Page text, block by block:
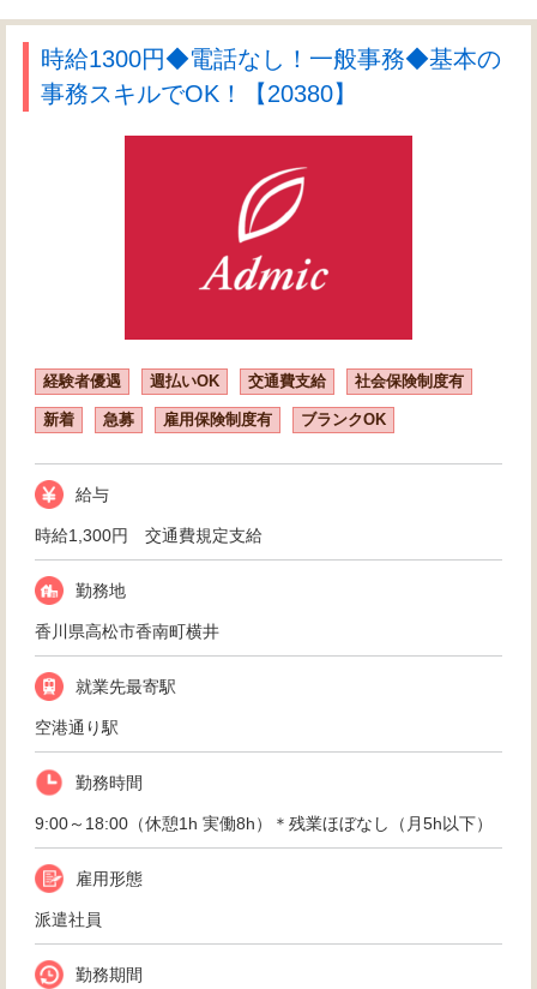
時給1300円◆電話なし！一般事務◆基本の
事務スキルでOK！【20380】
経験者優遇 週払いOK 交通費支給 社会保険制度有
新着 急募 雇用保険制度有 ブランクOK
給与
時給1,300円 交通費規定支給
勤務地
香川県高松市香南町横井
就業先最寄駅
空港通り駅
勤務時間
9:00～18:00（休憩1h 実働8h）＊残業ほぼなし（月5h以下）
雇用形態
派遣社員
勤務期間